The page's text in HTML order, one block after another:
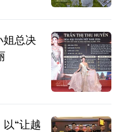
姐总决
以“让越